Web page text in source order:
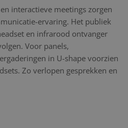
interactieve meetings zorgen
ervaring. Het publiek
en infrarood ontvanger
Voor panels,
in U-shape voorzien
Zo verlopen gesprekken en